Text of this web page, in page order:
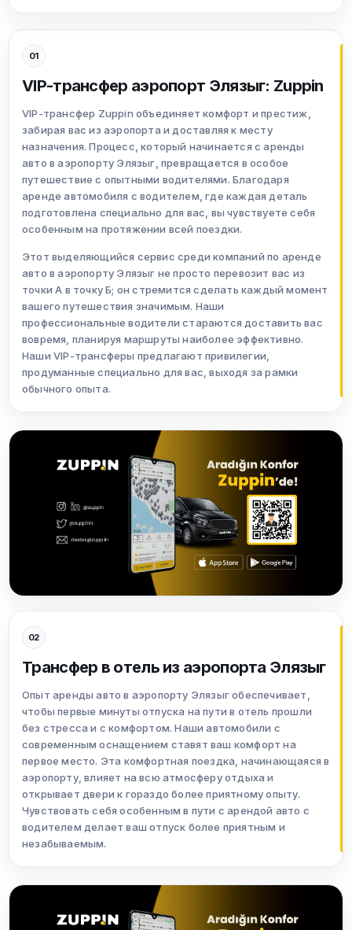
01
VIP-трансфер аэропорт Элязыг: Zuppin
VIP-трансфер Zuppin объединяет комфорт и престиж,
забирая вас из аэропорта и доставляя к месту
назначения. Процесс, который начинается с аренды
авто в аэропорту Элязыг, превращается в особое
путешествие с опытными водителями. Благодаря
аренде автомобиля с водителем, где каждая деталь
подготовлена специально для вас, вы чувствуете себя
особенным на протяжении всей поездки.
Этот выделяющийся сервис среди компаний по аренде
авто в аэропорту Элязыг не просто перевозит вас из
точки А в точку Б; он стремится сделать каждый момент
вашего путешествия значимым. Наши
профессиональные водители стараются доставить вас
вовремя, планируя маршруты наиболее эффективно.
Наши VIP-трансферы предлагают привилегии,
продуманные специально для вас, выходя за рамки
обычного опыта.
02
Трансфер в отель из аэропорта Элязыг
Опыт аренды авто в аэропорту Элязыг обеспечивает,
чтобы первые минуты отпуска на пути в отель прошли
без стресса и с комфортом. Наши автомобили с
современным оснащением ставят ваш комфорт на
первое место. Эта комфортная поездка, начинающаяся в
аэропорту, влияет на всю атмосферу отдыха и
открывает двери к гораздо более приятному опыту.
Чувствовать себя особенным в пути с арендой авто с
водителем делает ваш отпуск более приятным и
незабываемым.